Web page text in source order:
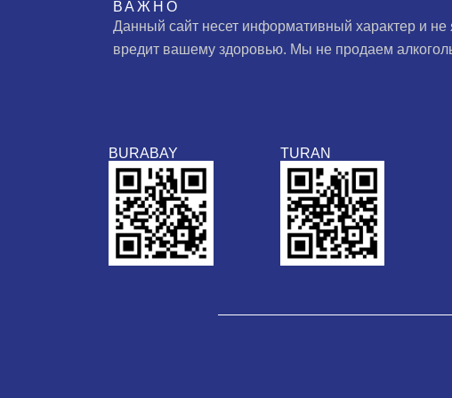
ВАЖНО
Данный сайт несет информативный характер и
вредит вашему здоровью. Мы не продаем
BURABAY TURAN